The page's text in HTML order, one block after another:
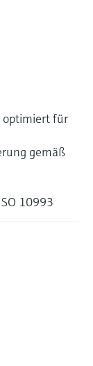
optimiert für
gemäß
10993